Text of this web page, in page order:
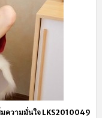
มความมั่นใจ LKS2010049